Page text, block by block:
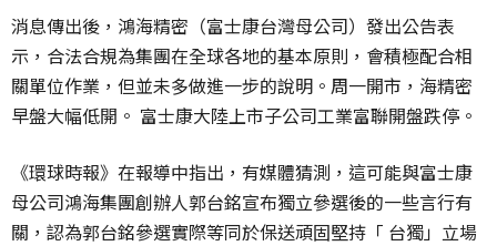
消息傳出後，鴻海精密（富士康台灣母公司）發出公告表
示，合法合規為集團在全球各地的基本原則，會積極配合相
關單位作業，但並未多做進一步的說明。周一開市，海精密
早盤大幅低開。 富士康大陸上市子公司工業富聯開盤跌停。
《環球時報》在報導中指出，有媒體猜測，這可能與富士康
母公司鴻海集團創辦人郭台銘宣布獨立參選後的一些言行有
關，認為郭台銘參選實際等同於保送頑固堅持「 台獨」立場